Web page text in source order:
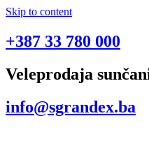
Skip to content
+387 33 780 000
Veleprodaja
info@sgrandex.ba